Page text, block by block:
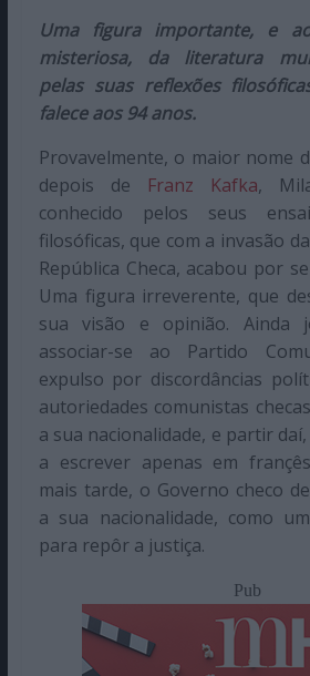
Uma figura importante, e
misteriosa, da literatura
pelas suas reflexões
falece aos 94 anos.
Provavelmente, o maior nome
depois de Franz Kafka,
conhecido pelos seus
filosóficas, que com a invasão
República Checa, acabou por
Uma figura irreverente, que
sua visão e opinião. Ainda
associar-se ao Partido
expulso por discordâncias
autoriedades comunistas
a sua nacionalidade, e partir
a escrever apenas em
mais tarde, o Governo checo
a sua nacionalidade, como
para repôr a justiça.
Pub